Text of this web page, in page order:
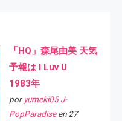
「HQ」森尾由美 天気
予報は I Luv U
1983年
por yumeki05 J-
PopParadiseen 27